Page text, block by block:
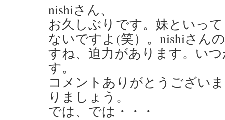
nishiさん、
お久しぶりです。妹といっ
ないですよ(笑）。nishiさん
すね、迫力があります。い
す。
コメントありがとうござい
りましょう。
では、では・・・